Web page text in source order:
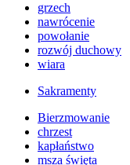
grzech
nawrócenie
powołanie
rozwój duchowy
wiara
Sakramenty
Bierzmowanie
chrzest
kapłaństwo
msza święta